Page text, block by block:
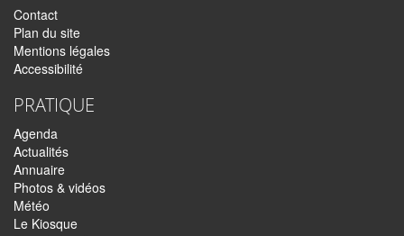
Contact
Plan du site
Mentions légales
Accessibilité
PRATIQUE
Agenda
Actualités
Annuaire
Photos & vidéos
Météo
Le Kiosque